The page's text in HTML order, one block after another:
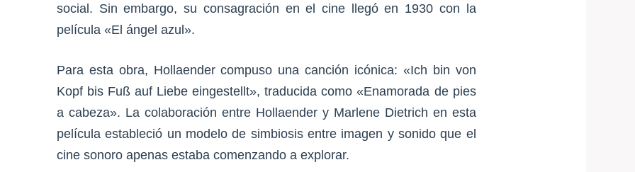
social. Sin embargo, su consagración en el cine llegó en 1930 con la
película «El ángel azul».
Para esta obra, Hollaender compuso una canción icónica: «Ich bin von
Kopf bis Fuß auf Liebe eingestellt», traducida como «Enamorada de pies
a cabeza». La colaboración entre Hollaender y Marlene Dietrich en esta
película estableció un modelo de simbiosis entre imagen y sonido que el
cine sonoro apenas estaba comenzando a explorar.